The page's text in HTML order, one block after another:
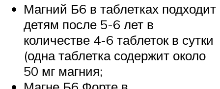
Магний Б6 в таблетках подходит
детям после 5-6 лет в
количестве 4-6 таблеток в сутки
(одна таблетка содержит около
50 мг магния;